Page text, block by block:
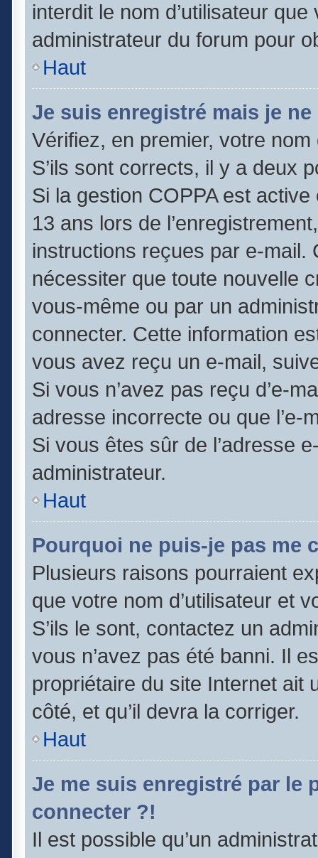
interdit le nom d’utilisateur
administrateur du forum pour
Haut
Je suis enregistré mais je
Vérifiez, en premier, votre
S’ils sont corrects, il y a deux
Si la gestion COPPA est
13 ans lors de
instructions reçues par e-mail.
nécessiter que toute nouvelle
vous-même ou par un
connecter. Cette information
vous avez reçu un e-mail,
Si vous n’avez pas reçu d’e-
adresse incorrecte ou que l’e-
Si vous êtes sûr de l’adresse
administrateur.
Haut
Pourquoi ne puis-je pas me
Plusieurs raisons pourraient
que votre nom d’utilisateur et
S’ils le sont, contactez un
vous n’avez pas été banni. Il
propriétaire du site Internet ait
côté, et qu’il devra la corriger.
Haut
Je me suis enregistré par le
connecter ?!
Il est possible qu’un